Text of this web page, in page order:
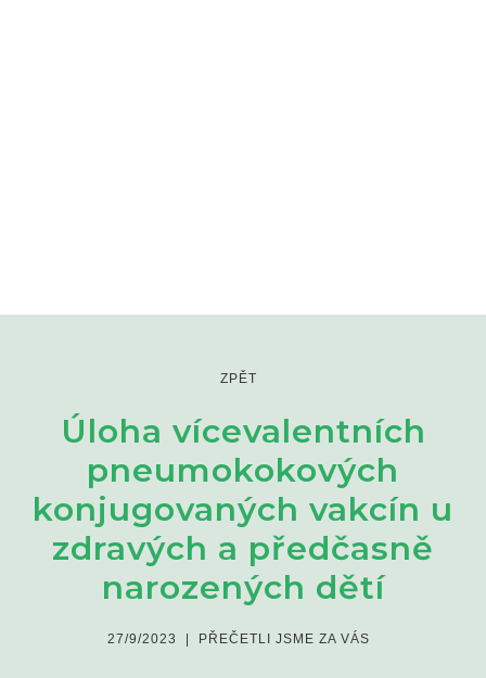
ZPĚT
Úloha vícevalentních
pneumokokových
konjugovaných vakcín u
zdravých a předčasně
narozených dětí
27/9/2023 PŘEČETLI JSME ZA VÁS